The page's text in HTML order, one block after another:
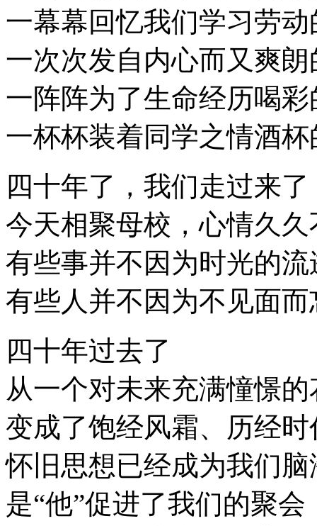
一幕幕回忆我们学习劳动
一次次发自内心而又爽朗
一阵阵为了生命经历喝彩
一杯杯装着同学之情酒杯
四十年了，我们走过来了
今天相聚母校，心情久
有些事并不因为时光的
有些人并不因为不见面
四十年过去了
从一个对未来充满憧憬
变成了饱经风霜、历经
怀旧思想已经成为我们
是“他”促进了我们的聚会